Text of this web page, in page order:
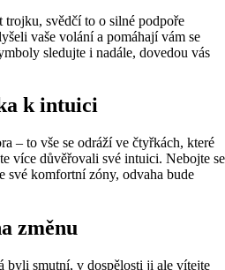
svědčí to o silné podpoře
vaše volání a pomáhají vám se
sledujte i nadále, dovedou vás
k intuici
– to vše se odráží ve čtyřkách, které
více důvěřovali své intuici. Nebojte se
své komfortní zóny, odvaha bude
změnu
byli smutní, v dospělosti ji ale vítejte